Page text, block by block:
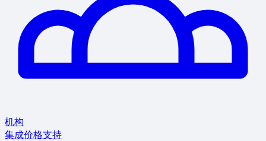
机构
集成价格支持